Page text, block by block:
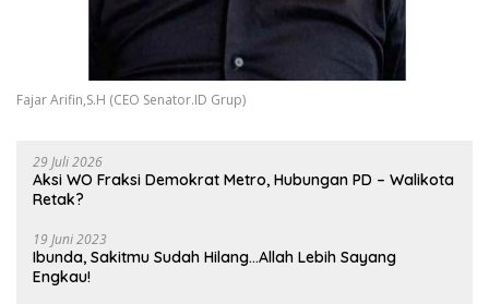
Fajar Arifin,S.H (CEO Senator.ID Grup)
29 Juli 2026
Aksi WO Fraksi Demokrat Metro, Hubungan PD – Walikota
Retak?
19 Juni 2023
Ibunda, Sakitmu Sudah Hilang…Allah Lebih Sayang
Engkau!